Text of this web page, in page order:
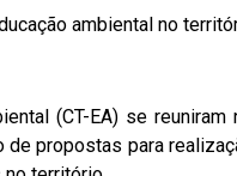
ambiental no
(CT-EA) se
propostas para